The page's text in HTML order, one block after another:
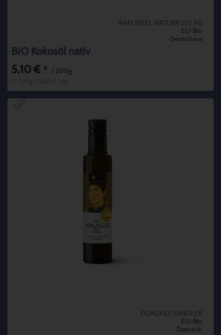
RAPUNZEL NATURKOST AG
EU-Bio
Deutschland
BIO Kokosöl nativ
5,10 € * / 200g
ÖLMÜHLE FANDLER
EU-Bio
Österreich